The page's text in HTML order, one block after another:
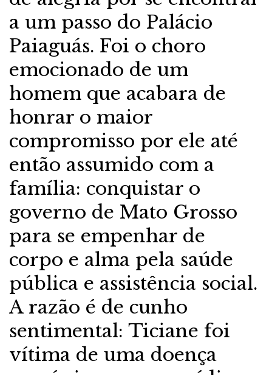
a um passo do Palácio
Paiaguás. Foi o choro
emocionado de um
homem que acabara de
honrar o maior
compromisso por ele até
então assumido com a
família: conquistar o
governo de Mato Grosso
para se empenhar de
corpo e alma pela saúde
pública e assistência social.
A razão é de cunho
sentimental: Ticiane foi
vítima de uma doença